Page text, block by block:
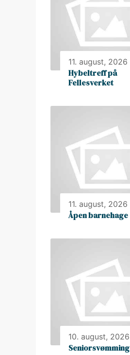
11. august, 2026
Hybeltreff på
Fellesverket
11. august, 2026
Åpen barnehage
10. august, 2026
Seniorsvømming